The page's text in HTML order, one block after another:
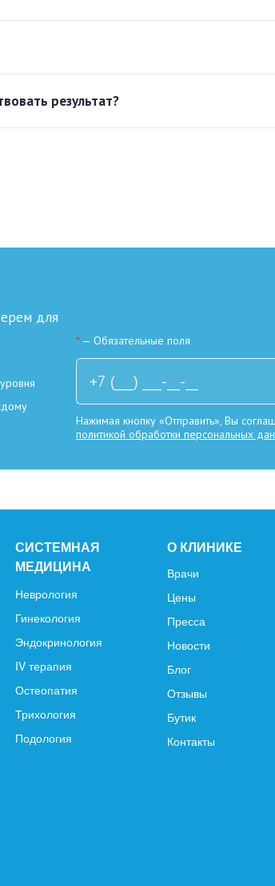
результат?
для
*— Обязательные поля
Нажимая кнопку «Отправить», Вы
политикой обработки персональных
СИСТЕМНАЯ
МЕДИЦИНА
Неврология
Гинекология
Эндокринология
IV терапия
Остеопатия
Трихология
Подология
О КЛИНИКЕ
Врачи
Цены
Пресса
Новости
Блог
Отзывы
Бутик
Контакты